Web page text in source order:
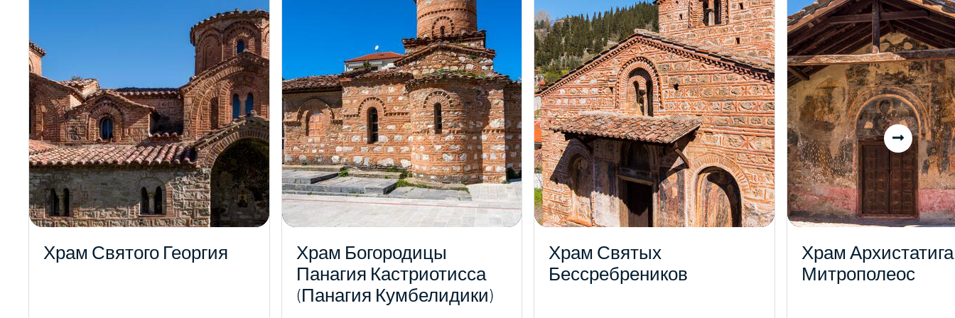
Храм Святого Георгия
Храм Богородицы
Панагия Кастриотисса
(Панагия Кумбелидики)
Храм Святых
Бессребреников
Храм Архистатига
Митрополеос